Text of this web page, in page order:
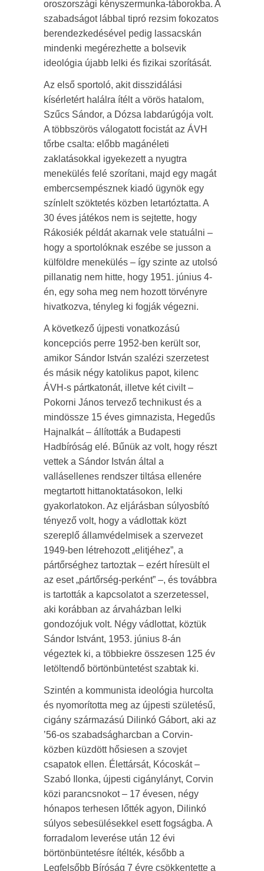
oroszországi kényszermunka-táborokba. A
szabadságot lábbal tipró rezsim fokozatos
berendezkedésével pedig lassacskán
mindenki megérezhette a bolsevik
ideológia újabb lelki és fizikai szorítását.
Az első sportoló, akit disszidálási
kísérletért halálra ítélt a vörös hatalom,
Szűcs Sándor, a Dózsa labdarúgója volt.
A többszörös válogatott focistát az ÁVH
tőrbe csalta: előbb magánéleti
zaklatásokkal igyekezett a nyugtra
menekülés felé szorítani, majd egy magát
embercsempésznek kiadó ügynök egy
színlelt szöktetés közben letartóztatta. A
30 éves játékos nem is sejtette, hogy
Rákosiék példát akarnak vele statuálni –
hogy a sportolóknak eszébe se jusson a
külföldre menekülés – így szinte az utolsó
pillanatig nem hitte, hogy 1951. június 4-
én, egy soha meg nem hozott törvényre
hivatkozva, tényleg ki fogják végezni.
A következő újpesti vonatkozású
koncepciós perre 1952-ben került sor,
amikor Sándor István szalézi szerzetest
és másik négy katolikus papot, kilenc
ÁVH-s pártkatonát, illetve két civilt –
Pokorni János tervező technikust és a
mindössze 15 éves gimnazista, Hegedűs
Hajnalkát – állították a Budapesti
Hadbíróság elé. Bűnük az volt, hogy részt
vettek a Sándor István által a
vallásellenes rendszer tiltása ellenére
megtartott hittanoktatásokon, lelki
gyakorlatokon. Az eljárásban súlyosbító
tényező volt, hogy a vádlottak közt
szereplő államvédelmisek a szervezet
1949-ben létrehozott „elitjéhez”, a
pártőrséghez tartoztak – ezért híresült el
az eset „pártőrség-perként” –, és továbbra
is tartották a kapcsolatot a szerzetessel,
aki korábban az árvaházban lelki
gondozójuk volt. Négy vádlottat, köztük
Sándor Istvánt, 1953. június 8-án
végeztek ki, a többiekre összesen 125 év
letöltendő börtönbüntetést szabtak ki.
Szintén a kommunista ideológia hurcolta
és nyomorította meg az újpesti születésű,
cigány származású Dilinkó Gábort, aki az
’56-os szabadságharcban a Corvin-
közben küzdött hősiesen a szovjet
csapatok ellen. Élettársát, Kócoskát –
Szabó Ilonka, újpesti cigánylányt, Corvin
közi parancsnokot – 17 évesen, négy
hónapos terhesen lőtték agyon, Dilinkó
súlyos sebesülésekkel esett fogságba. A
forradalom leverése után 12 évi
börtönbüntetésre ítélték, később a
Legfelsőbb Bíróság 7 évre csökkentette a